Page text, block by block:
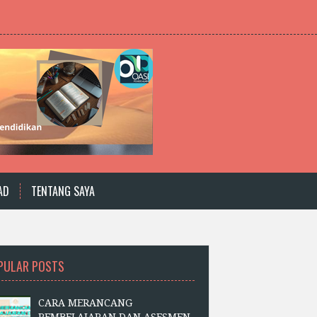
TENTANG SAYA
POSTS
CARA MERANCANG